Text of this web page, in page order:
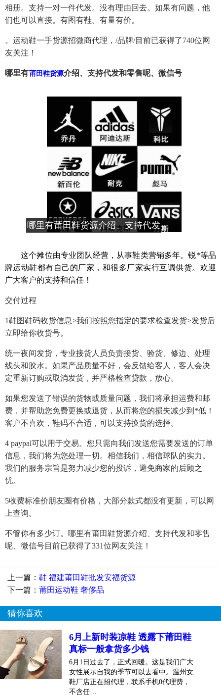
相册。支持一对一件代发。没有理由回去。如果有问题，他
们也可以直接。有图有鞋。有量有价。
。运动鞋一手货源招微商代理，/品牌/目前已获得了740位网
友关注！
哪里有莆田鞋货源介绍、支持代发和零售呢、微信号
哪里有莆田鞋货源介绍、支持代发
这个摊位由专业团队经营，从事鞋类营销多年。锐*等品
牌运动鞋都有自己的厂家，和很多厂家实行互调供货。欢迎
广大客户的支持和信任！
交付过程
1鞋图鞋码收货信息>我们按照您指定的要求检查发货>发货后
立即给你收货号。
统一夜间发货，专业接货人员负责接货、验货、修边、处理
线头和胶水。如果产品质量不好，会反馈给客人，客人会决
定重新订购或取消发货，并严格检查贷款，放心。
如果您发送了错误的货物或质量问题，我们将承担运费和邮
费，并帮助您免费更换或退货，从而将您的损失减少到*低！
客户不喜欢，鞋码不合适，可以支持换货的选择。
4 paypal可以用于交易。您只需向我们发送您需要发送的订单
信息，我们将为您处理一切。相信我们，相信球队的实力。
我们的服务宗旨是努力减少您的投诉，避免商家的后顾之
忧。
5收费标准价朋友圈有价格，大部分款式都没有更新，可以网
上查询。
不管你有多少订。哪里有莆田鞋货源介绍、支持代发和零售
呢、微信号目前已获得了331位网友关注！
上一篇： 鞋 福建莆田鞋批发安福货源
下一篇： 莆田运动鞋 奢侈品
猜你喜欢
6月上新时装凉鞋 透露下莆田鞋
真标一般拿货多少钱
6月1日过去了，正式回暖。这是我们广大
女性展示自我的季节可以去看中。温州女
鞋厂店正在招代理，联系手机0代理费，
不含任…